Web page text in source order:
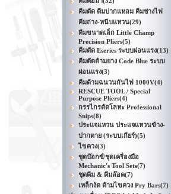
คีมตัด คีมปากแหลม คีมช่างไฟ
คีมถ่าง-หนีบแหวน(29)
คีมขนาดเล็ก Little Champ
Precision Pliers(5)
คีมตัด Eseries ระบบผ่อนแรง(13)
คีมตัดด้ามยาง Code Blue ระบบ
ผ่อนแรง(3)
คีมด้ามฉนวนกันไฟ 1000V(4)
RESCUE TOOL / Special
Purpose Pliers(4)
กรรไกรตัดโลหะ Professional
Snips(8)
ประแจแหวน ประแจแหวนข้าง-
ปากตาย (ระบบเกียร์)(5)
ไขควง(3)
ชุดบ๊อกซ์/ชุดเครื่องมือ
Mechanic's Tool Sets(7)
ชุดคีม & คีมล๊อค(7)
เหล็กงัด ด้ามไขควง Pry Bars(7)